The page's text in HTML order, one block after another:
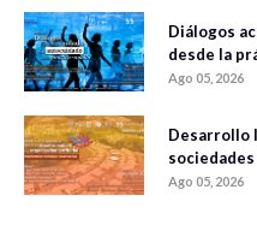
Diálogos
desde la
Ago 05, 2026
Desarrollo
Ago 05, 2026